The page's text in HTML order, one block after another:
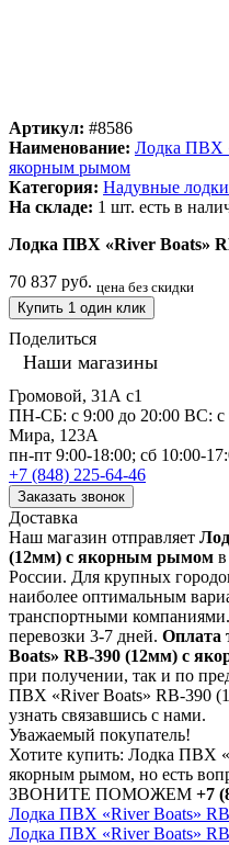
Артикул: #8586
Наименование: Лодка ПВХ
якорным рымом
Категория: Надувные
На складе: 1 шт. есть в
Лодка ПВХ «River Boats»
70 837 руб. цена без скидки
Купить 1 один клик
Поделиться
Наши магазины
Громовой, 31А с1
ПН-СБ: с 9:00 до 20:00 ВС: с
Мира, 123А
пн-пт 9:00-18:00; сб 10:00-
+7 (848) 225-64-46
Заказать звонок
Доставка
Наш магазин отправляет
(12мм) с якорным рымом
России. Для крупных
наиболее оптимальным
транспортными
перевозки 3-7 дней. Оплата
Boats» RB-390 (12мм) с
при получении, так и по
ПВХ «River Boats» RB-390
узнать связавшись с нами.
Уважаемый покупатель!
Хотите купить: Лодка ПВХ
якорным рымом, но есть
ЗВОНИТЕ ПОМОЖЕМ +7
Лодка ПВХ «River Boats»
Лодка ПВХ «River Boats»